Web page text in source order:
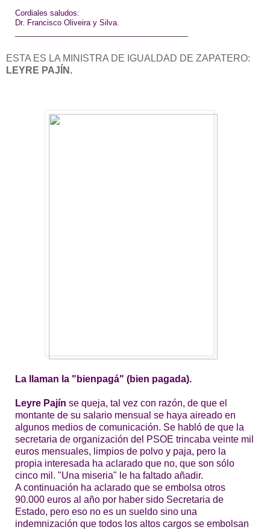
Cordiales saludos:
Dr. Francisco Oliveira y Silva.
ESTA ES LA MINISTRA DE IGUALDAD DE ZAPATERO:
LEYRE PAJÍN.
La llaman la "bienpagá" (bien pagada).
Leyre Pajín se queja, tal vez con razón, de que el
montante de su salario mensual se haya aireado en
algunos medios de comunicación. Se habló de que la
secretaria de organización del PSOE trincaba veinte mil
euros mensuales, limpios de polvo y paja, pero la
propia interesada ha aclarado que no, que son sólo
cinco mil. "Una miseria" le ha faltado añadir.
A continuación ha aclarado que se embolsa otros
90.000 euros al año por haber sido Secretaria de
Estado, pero eso no es un sueldo sino una
indemnización que todos los altos cargos se embolsan